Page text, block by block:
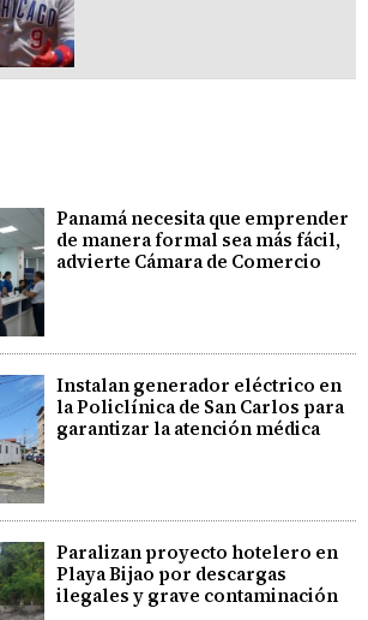
Panamá necesita que emprender
de manera formal sea más fácil,
advierte Cámara de Comercio
Instalan generador eléctrico en
la Policlínica de San Carlos para
garantizar la atención médica
Paralizan proyecto hotelero en
Playa Bijao por descargas
ilegales y grave contaminación